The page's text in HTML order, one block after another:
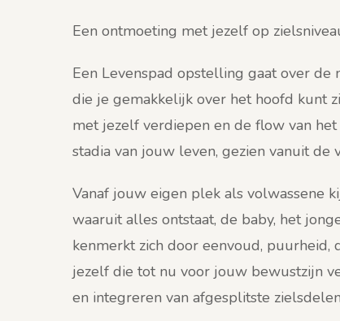
Een ontmoeting met jezelf op
Een Levenspad opstelling gaat over
die je gemakkelijk over het hoofd kunt
met jezelf verdiepen en de flow van
stadia van jouw leven, gezien vanuit
Vanaf jouw eigen plek als volwassene
waaruit alles ontstaat, de baby, het
kenmerkt zich door eenvoud,
jezelf die tot nu voor jouw bewustzijn
en integreren van afgesplitste